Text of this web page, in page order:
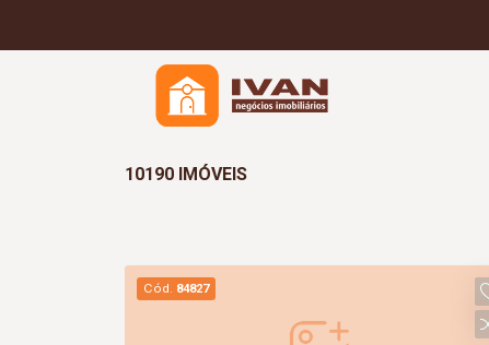
10190 IMÓVEIS
Cód. 84827